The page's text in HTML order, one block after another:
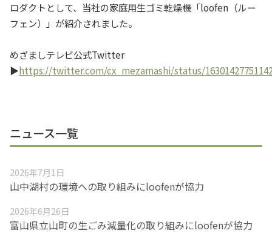
ロダクトとして、当社の家庭用生ゴミ乾燥機「loofen（ルー
フェン）」が紹介されました。
めざましテレビ公式Twitter
▶https://twitter.com/cx_mezamashi/status/
ニュース一覧
2026年7月1日
山中湖村の環境への取り組みにloofenが協力
2026年6月26日
富山県立山町の生ごみ減量化の取り組みにloofenが協力